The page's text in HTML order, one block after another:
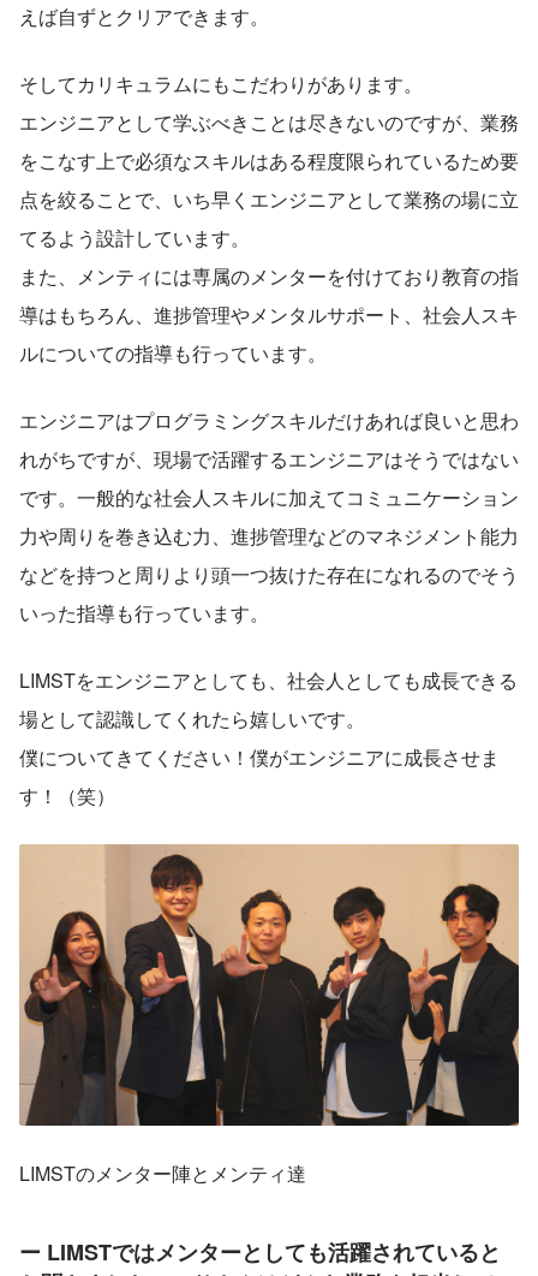
えば自ずとクリアできます。
そしてカリキュラムにもこだわりがあります。
エンジニアとして学ぶべきことは尽きないのですが、業務
をこなす上で必須なスキルはある程度限られているため要
点を絞ることで、いち早くエンジニアとして業務の場に立
てるよう設計しています。
また、メンティには専属のメンターを付けており教育の指
導はもちろん、進捗管理やメンタルサポート、社会人スキ
ルについての指導も行っています。
エンジニアはプログラミングスキルだけあれば良いと思わ
れがちですが、現場で活躍するエンジニアはそうではない
です。一般的な社会人スキルに加えてコミュニケーション
力や周りを巻き込む力、進捗管理などのマネジメント能力
などを持つと周りより頭一つ抜けた存在になれるのでそう
いった指導も行っています。
LIMSTをエンジニアとしても、社会人としても成長できる
場として認識してくれたら嬉しいです。
僕についてきてください！僕がエンジニアに成長させま
す！（笑）
LIMSTのメンター陣とメンティ達
ー LIMSTではメンターとしても活躍されていると